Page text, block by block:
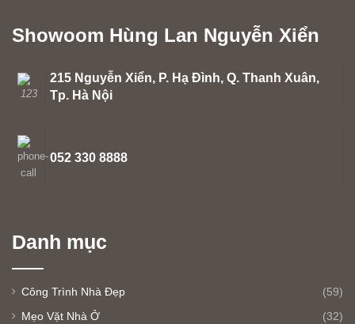
Showoom Hùng Lan Nguyễn Xiển
215 Nguyễn Xiển, P. Hạ Đình, Q. Thanh Xuân,
Tp. Hà Nội
052 330 8888
Danh mục
Công Trình Nhà Đẹp (59)
Mẹo Vặt Nhà Ở (32)